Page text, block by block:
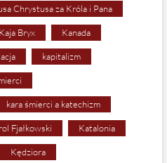
Chrystusa za Króla i Pana
Kaja Bryx Kanada
kapitalizm
kara śmierci a katechizm
Fjałkowski Katalonia
Kędziora